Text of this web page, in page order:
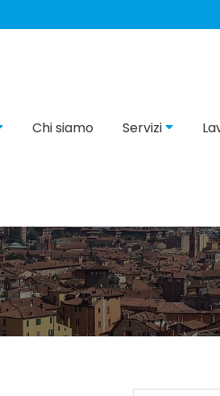
Chi siamo Servizi